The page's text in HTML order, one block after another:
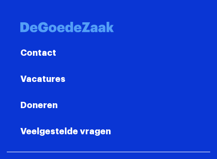
Contact
Vacatures
Doneren
Veelgestelde vragen